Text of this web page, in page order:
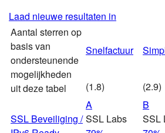
Laad nieuwe resultaten in
Aantal sterren op
basis van
ondersteunende
mogelijkheden
uit deze tabel
Snelfactuur
(1.8)
(2.9)
SSL Beveiliging /
A
SSL Labs
B
SSL